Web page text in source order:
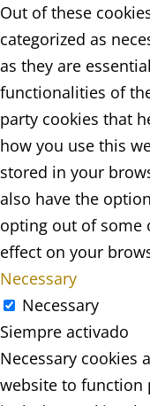
Out of these
categorized as
as they are
functionalities of
party cookies that
how you use this
stored in your
also have the
opting out of some
effect on your
Necessary
Necessary
Siempre activado
Necessary cookies
website to function